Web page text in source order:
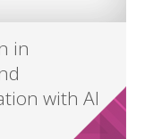
in
with AI